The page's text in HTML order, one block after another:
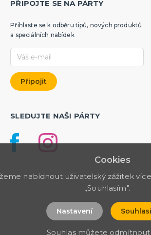
PŘIPOJTE SE NA PÁRTY
Přihlaste se k odběru tipů, nových produktů
a speciálních nabídek
SLEDUJTE NAŠI PÁRTY
Cookies
nabídnout uživatelský zážitek
„Souhlasím".
Nastavení
Souhlas můžete odmítnout